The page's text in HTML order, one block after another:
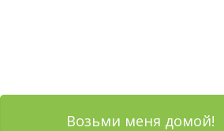
Возьми меня домой!